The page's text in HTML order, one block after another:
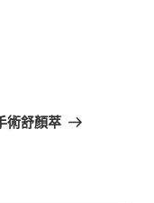
術舒顏萃